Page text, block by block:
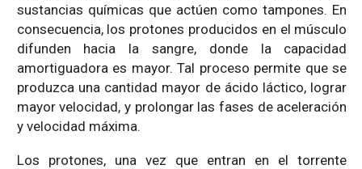
sustancias químicas que actúen como tampones. En
consecuencia, los protones producidos en el músculo
difunden hacia la sangre, donde la capacidad
amortiguadora es mayor. Tal proceso permite que se
produzca una cantidad mayor de ácido láctico, lograr
mayor velocidad, y prolongar las fases de aceleración
y velocidad máxima.
Los protones, una vez que entran en el torrente